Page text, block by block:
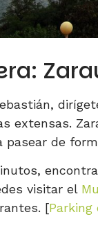
extensas.
pasear de
visitar el
[Parking